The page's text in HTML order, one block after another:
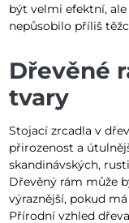
být velmi efektní,
nepůsobilo příliš
Dřevěné
tvary
Stojací zrcadla v
přirozenost a
skandinávských,
Dřevěný rám může
výraznější, pokud
Přírodní vzhled